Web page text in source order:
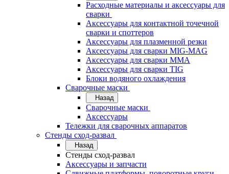
Расходные материалы и аксессуары для
сварки
Аксессуары для контактной точечной
сварки и споттеров
Аксессуары для плазменной резки
Аксессуары для сварки MIG-MAG
Аксессуары для сварки MMA
Аксессуары для сварки TIG
Блоки водяного охлаждения
Сварочные маски
Назад
Сварочные маски
Аксессуары
Тележки для сварочных аппаратов
Стенды сход-развал
Назад
Стенды сход-развал
Аксессуары и запчасти